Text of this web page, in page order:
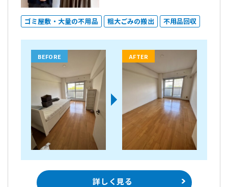
ゴミ屋敷・大量の不用品 粗大ごみの搬出 不用品回収
BEFORE AFTER
詳しく見る